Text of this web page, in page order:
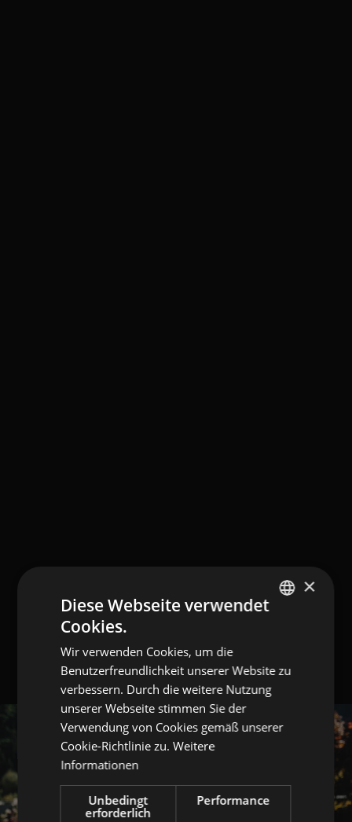
×
Diese Webseite verwendet
Cookies.
Wir verwenden Cookies, um die
Benutzerfreundlichkeit unserer Website zu
verbessern. Durch die weitere Nutzung
unserer Webseite stimmen Sie der
Verwendung von Cookies gemäß unserer
Cookie-Richtlinie zu. Weitere
Informationen
Unbedingt
erforderlich
Performance